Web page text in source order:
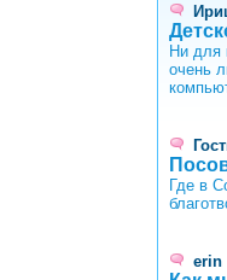
Ни для
очень
Где в
erin